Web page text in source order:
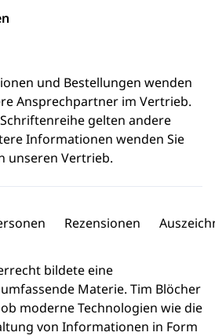
und Bestellungen wenden
Ansprechpartner im Vertrieb.
gelten andere
Informationen wenden Sie
unseren Vertrieb.
Rezensionen
bildete eine
Materie. Tim Blöcher
moderne Technologien wie die
von Informationen in Form